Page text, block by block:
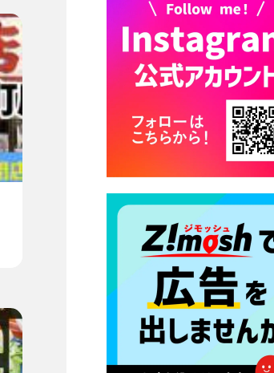
2026年7月28日 令和8年度
京築地区水道企業団職員採用
試験（募集）
2026年7月27日 マイナンバー
カード交付に伴う休日および
平日夜間開庁の案内
2026年7月22日 令和８年度
「こども文化パスポート事
2026年7月21日 卜仙の郷 お
盆期間の営業時間のお知らせ
2026年7月17日 バス経路検索
のご利用案内
2026年7月10日 台湾伝統音楽
団体 「北埔八音団・楽善軒」
公演開催のお知らせ
ンディング型ふるさと納税の